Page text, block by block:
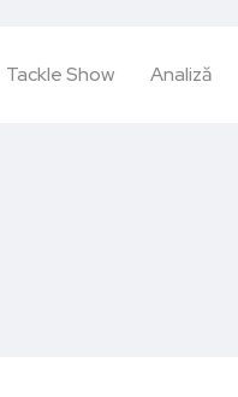
Tackle Show Analiză